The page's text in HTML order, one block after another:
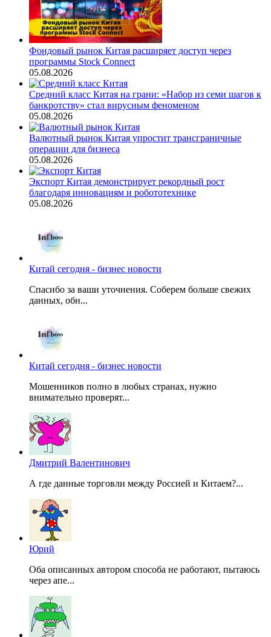
Фондовый рынок Китая расширяет доступ через
программы Stock Connect
05.08.2026
Средний класс Китая на грани: «Набор из семи шагов к
банкротству» стал вирусным феноменом
05.08.2026
Валютный рынок Китая упростит трансграничные
операции для бизнеса
05.08.2026
Экспорт Китая демонстрирует рекордный рост
благодаря инновациям и робототехнике
05.08.2026
Китай сегодня - бизнес новости
Спасибо за ваши уточнения. Соберем больше свежих
данных, обн...
Китай сегодня - бизнес новости
Мошенников полно в любых странах, нужно
внимательно проверят...
Дмитрий Валентинович
А где данные торговли между Россией и Китаем?...
Юрий
Оба описанных автором способа не работают, пытаюсь
через апе...